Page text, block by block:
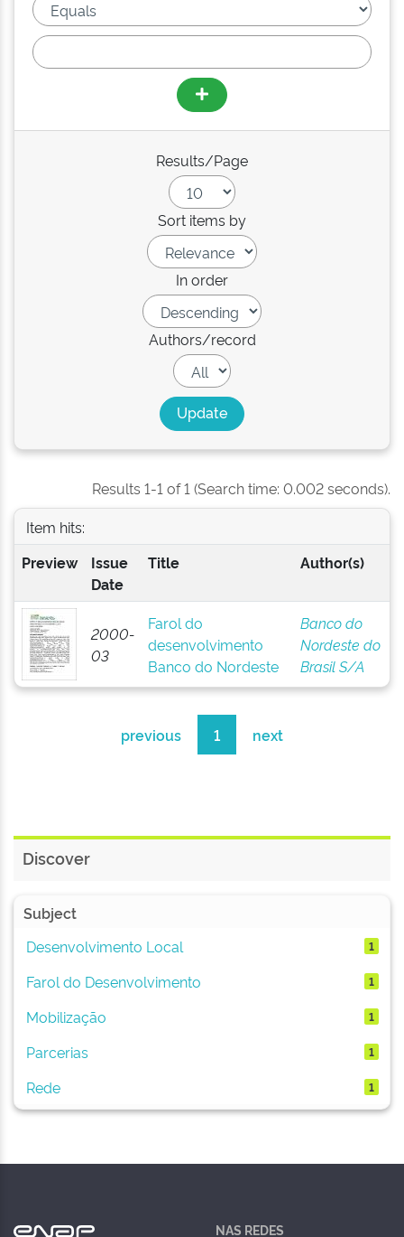
Results/Page
Sort items by
In order
Authors/record
Results 1-1 of 1 (Search time: 0.002 seconds).
Item hits:
Preview
Issue
Date
Title Author(s)
2000-
03
Farol do
desenvolvimento
Banco do Nordeste
Banco do
Nordeste do
Brasil S/A
previous 1 next
Discover
Subject
Desenvolvimento Local
1
Farol do Desenvolvimento 1
Mobilização 1
Parcerias 1
Rede 1
NAS REDES